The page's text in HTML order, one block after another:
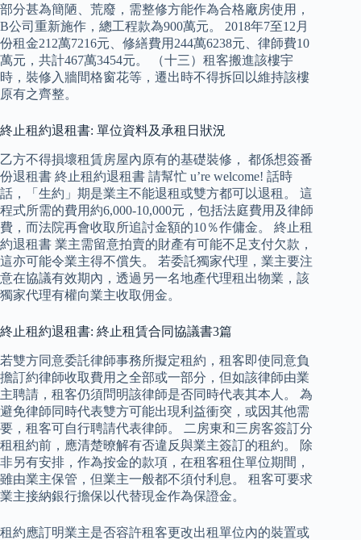
部分甚為簡陋、荒廢，需整修方能作為合格廠房使用，
B公司重新施作，總工程款為900萬元。 2018年7至12月
份租金212萬7216元、修繕費用244萬6238元、律師費10
萬元，共計467萬3454元。 （十三）租客搬進該樓宇
時，裝修入牆間格窗花等，遷出時不得拆回以維持該樓
原有之齊整。
終止租約退租書: 單位資料及承租日狀況
乙方不得損壞租賃房屋內原有的基礎裝修， 都係想簽番
份退租書 終止租約退租書 請幫忙 u’re welcome! 話時
話，「生約」期是業主不能退租或雙方都可以退租。 這
程式所需的費用約6,000-10,000元，包括法庭費用及律師
費，而法院再會收取所追討金額的10％作傭金。 終止租
約退租書 業主需留意拍賣的財產有可能不足支付欠款，
這亦可能令業主得不償失。 若委託獨家代理，業主要注
意在協議有效期內，透過另一名地產代理租出物業，該
獨家代理有權向業主收取佣金。
終止租約退租書: 終止租賃合同協議書3篇
若雙方同意委託律師事務所擬定租約，租客即使同意負
擔訂約律師收取費用之全部或一部分，但如該律師由業
主聘請，租客仍須問明該律師是否同時代表其本人。 為
避免律師同時代表雙方可能出現利益衝突，或因其他需
要，租客可自行聘請代表律師。 二房東和三房客簽訂分
租租約前，應清楚暸解有否違反與業主簽訂的租約。 除
非另有安排，作為按金的款項，在租客租住單位期間，
雖由業主保管，但業主一般都不須付利息。 租客可要求
業主接納銀行擔保以代替現金作為保證金。
租約應訂明業主是否容許租客更改出租單位內的裝置或